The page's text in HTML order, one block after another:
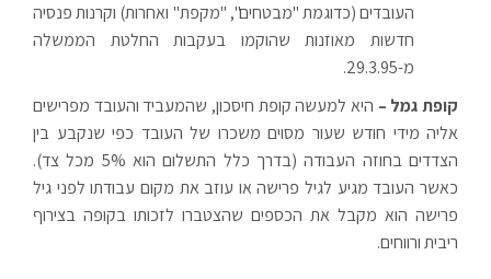
העובדים (כדוגמת "מבטחים", "מקפת" ואחרות) וקרנות פנסיה
חדשות מאוזנות שהוקמו בעקבות החלטת הממשלה
מ-29.3.95.
קופת גמל – היא למעשה קופת חיסכון, שהמעביד והעובד מפרישים
אליה מידי חודש שעור מסוים משכרו של העובד כפי שנקבע בין
הצדדים בחוזה העבודה (בדרך כלל התשלום הוא 5% מכל צד).
כאשר העובד מגיע לגיל פרישה או עוזב את מקום עבודתו לפני גיל
פרישה הוא מקבל את הכספים שהצטברו לזכותו בקופה בצירוף
ריבית ורווחים.